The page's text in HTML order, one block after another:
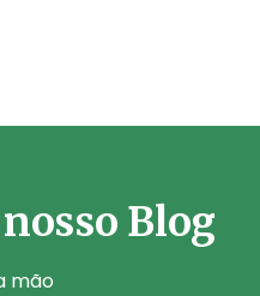
Blog
mão